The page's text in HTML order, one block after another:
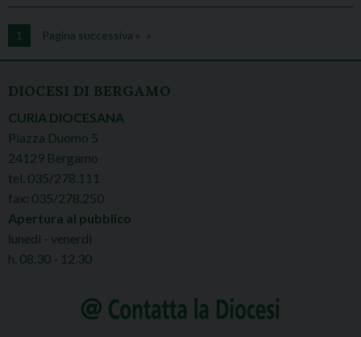
1 Pagina successiva »
DIOCESI DI BERGAMO
CURIA DIOCESANA
Piazza Duomo 5
24129 Bergamo
tel. 035/278.111
fax: 035/278.250
Apertura al pubblico
lunedì - venerdì
h. 08.30 - 12.30